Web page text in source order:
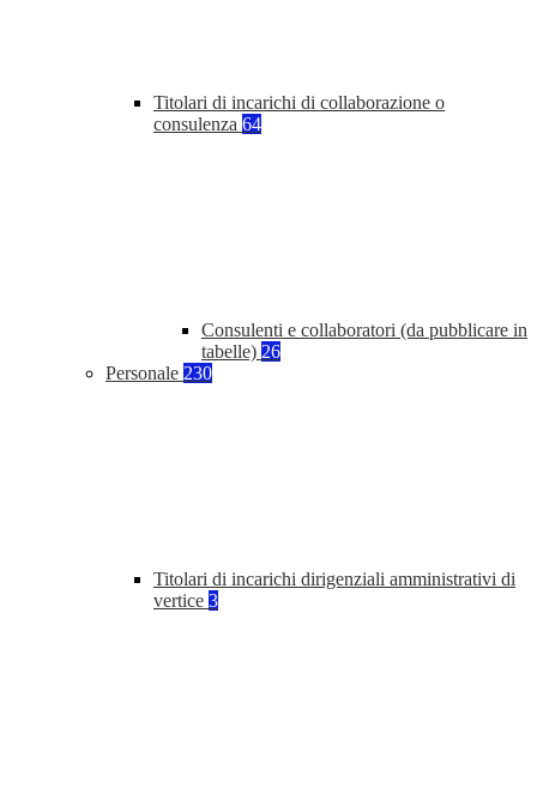
Titolari di incarichi di collaborazione o
consulenza 64
Consulenti e collaboratori (da pubblicare in
tabelle) 26
Personale 230
Titolari di incarichi dirigenziali amministrativi di
vertice 3